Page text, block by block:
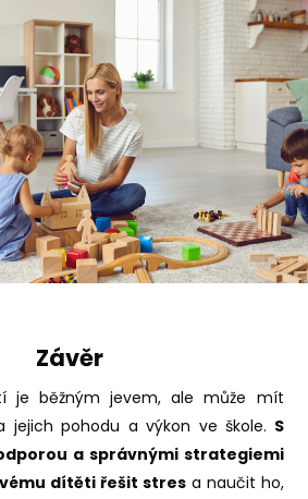
Závěr
je běžným jevem, ale může mít
jejich pohodu a výkon ve škole. S
a správnými strategiemi
dítěti řešit stresa naučit ho,